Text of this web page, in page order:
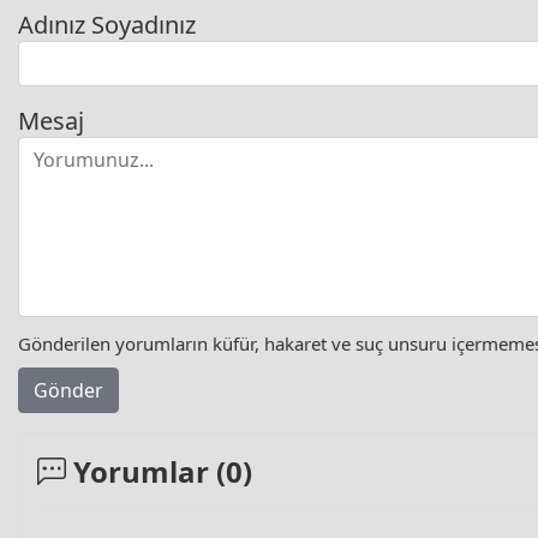
Adınız Soyadınız
Mesaj
Gönderilen yorumların küfür, hakaret ve suç unsuru
Gönder
Yorumlar (0)